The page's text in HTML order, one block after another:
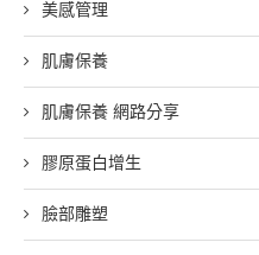
美感管理
肌膚保養
肌膚保養 網路分享
膠原蛋白增生
臉部雕塑